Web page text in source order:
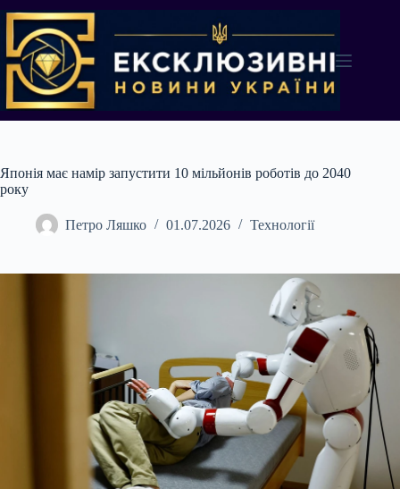
до
вмісту
Японія має намір запустити 10 мільйонів роботів до 2040
року
Петро Ляшко 01.07.2026 Технології